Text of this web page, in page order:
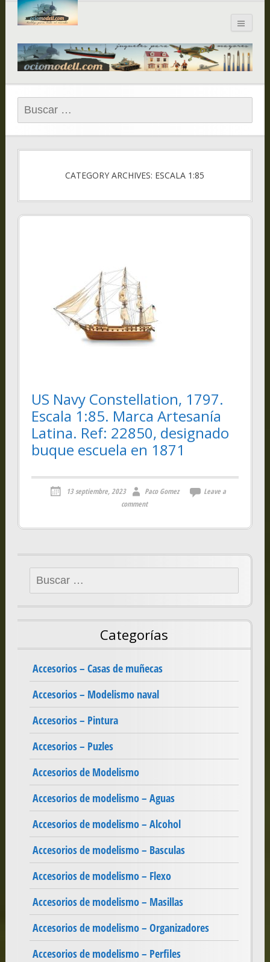
ociomodell.com
Buscar:
CATEGORY ARCHIVES: ESCALA 1:85
US Navy Constellation, 1797.
Escala 1:85. Marca Artesanía
Latina. Ref: 22850, designado
buque escuela en 1871
13 septiembre, 2023 Paco Gomez
Leave a
comment
Buscar:
Categorías
Accesorios – Casas de muñecas
Accesorios – Modelismo naval
Accesorios – Pintura
Accesorios – Puzles
Accesorios de Modelismo
Accesorios de modelismo – Aguas
Accesorios de modelismo – Alcohol
Accesorios de modelismo – Basculas
Accesorios de modelismo – Flexo
Accesorios de modelismo – Masillas
Accesorios de modelismo – Organizadores
Accesorios de modelismo – Perfiles